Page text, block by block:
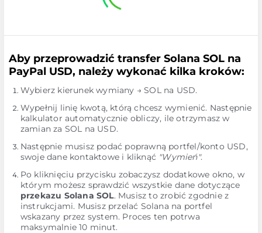
Aby przeprowadzić transfer Solana SOL na
PayPal USD, należy wykonać kilka kroków:
Wybierz kierunek wymiany → SOL na USD.
Wypełnij linię kwotą, którą chcesz wymienić. Następnie
kalkulator automatycznie obliczy, ile otrzymasz w
zamian za SOL na USD.
Następnie musisz podać poprawną portfel/konto USD,
swoje dane kontaktowe i kliknąć "Wymień".
Po kliknięciu przycisku zobaczysz dodatkowe okno, w
którym możesz sprawdzić wszystkie dane dotyczące
przekazu Solana SOL. Musisz to zrobić zgodnie z
instrukcjami. Musisz przelać Solana na portfel
wskazany przez system. Proces ten potrwa
maksymalnie 10 minut.